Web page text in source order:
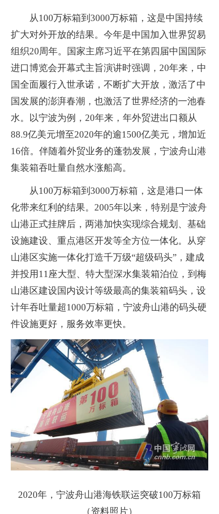
从100万标箱到3000万标箱，这是中国持续
扩大对外开放的结果。今年是中国加入世界贸易
组织20周年。国家主席习近平在第四届中国国际
进口博览会开幕式主旨演讲时强调，20年来，中
国全面履行入世承诺，不断扩大开放，激活了中
国发展的澎湃春潮，也激活了世界经济的一池春
水。以宁波为例，20年来，年外贸进出口额从
88.9亿美元增至2020年的逾1500亿美元，增加近
16倍。伴随着外贸业务的蓬勃发展，宁波舟山港
集装箱吞吐量自然水涨船高。
从100万标箱到3000万标箱，这是港口一体
化带来红利的结果。2005年以来，特别是宁波舟
山港正式挂牌后，两港加快实现综合规划、基础
设施建设、重点港区开发等全方位一体化。从穿
山港区实施一体化打造千万级“超级码头”，建成
并投用11座大型、特大型深水集装箱泊位，到梅
山港区建设国内设计等级最高的集装箱码头，设
计年吞吐量超1000万标箱，宁波舟山港的码头硬
件设施更好，服务效率更快。
2020年，宁波舟山港海铁联运突破100万标箱
（资料照片）